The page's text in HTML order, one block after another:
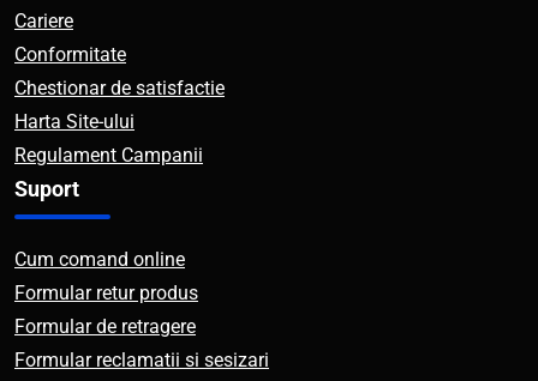
Cariere
Conformitate
Chestionar de satisfactie
Harta Site-ului
Regulament Campanii
Suport
Cum comand online
Formular retur produs
Formular de retragere
Formular reclamatii si sesizari